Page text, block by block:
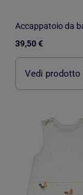
39,50 €
Vedi prodotto